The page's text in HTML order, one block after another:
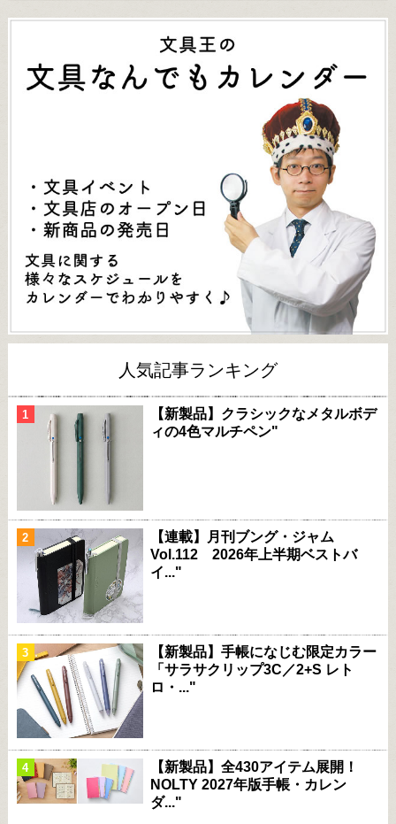
人気記事ランキング
【新製品】クラシックなメタルボデ
ィの4色マルチペン"
【連載】月刊ブング・ジャム
Vol.112 2026年上半期ベストバ
イ..."
【新製品】手帳になじむ限定カラー
「サラサクリップ3C／2+S レト
ロ・..."
【新製品】全430アイテム展開！
NOLTY 2027年版手帳・カレン
ダ..."